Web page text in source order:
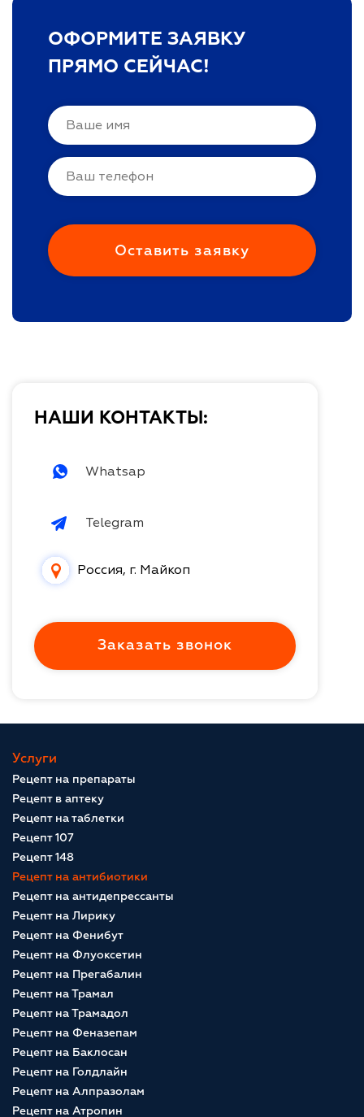
ОФОРМИТЕ ЗАЯВКУ
ПРЯМО СЕЙЧАС!
НАШИ КОНТАКТЫ:
Whatsap
Telegram
Россия, г. Майкоп
Заказать звонок
Услуги
Рецепт на препараты
Рецепт в аптеку
Рецепт на таблетки
Рецепт 107
Рецепт 148
Рецепт на антибиотики
Рецепт на антидепрессанты
Рецепт на Лирику
Рецепт на Фенибут
Рецепт на Флуоксетин
Рецепт на Прегабалин
Рецепт на Трамал
Рецепт на Трамадол
Рецепт на Феназепам
Рецепт на Баклосан
Рецепт на Голдлайн
Рецепт на Алпразолам
Рецепт на Атропин